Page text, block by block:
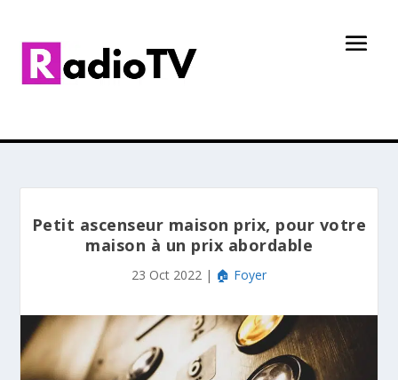
Petit ascenseur maison prix, pour votre
maison à un prix abordable
23 Oct 2022 | 🏠 Foyer